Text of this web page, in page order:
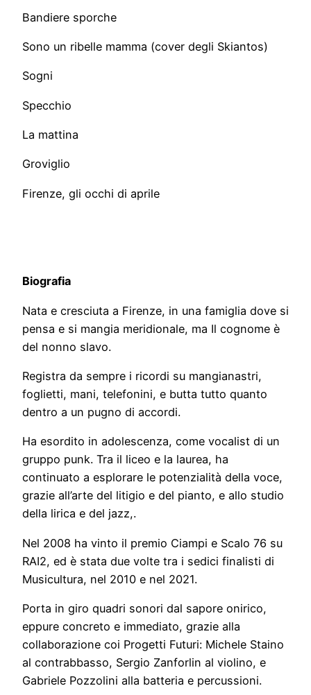
Bandiere sporche
Sono un ribelle mamma (cover degli Skiantos)
Sogni
Specchio
La mattina
Groviglio
Firenze, gli occhi di aprile
Biografia
Nata e cresciuta a Firenze, in una famiglia dove si
pensa e si mangia meridionale, ma Il cognome è
del nonno slavo.
Registra da sempre i ricordi su mangianastri,
foglietti, mani, telefonini, e butta tutto quanto
dentro a un pugno di accordi.
Ha esordito in adolescenza, come vocalist di un
gruppo punk. Tra il liceo e la laurea, ha
continuato a esplorare le potenzialità della voce,
grazie all’arte del litigio e del pianto, e allo studio
della lirica e del jazz,.
Nel 2008 ha vinto il premio Ciampi e Scalo 76 su
RAI2, ed è stata due volte tra i sedici finalisti di
Musicultura, nel 2010 e nel 2021.
Porta in giro quadri sonori dal sapore onirico,
eppure concreto e immediato, grazie alla
collaborazione coi Progetti Futuri: Michele Staino
al contrabbasso, Sergio Zanforlin al violino, e
Gabriele Pozzolini alla batteria e percussioni.